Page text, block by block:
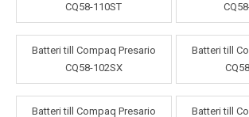
CQ58-110ST
Batteri till Compaq Presario
CQ58-102SX
Batteri till
Batteri till Compaq Presario
Batteri till